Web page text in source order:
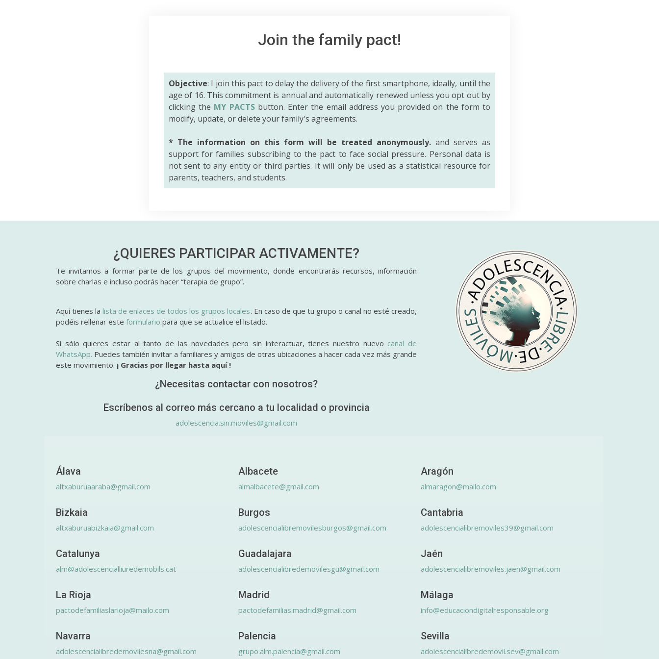
Join the family pact!
Objective: I join this pact to delay the delivery of the first smartphone, ideally, until the
age of 16. This commitment is annual and automatically renewed unless you opt out by
clicking the MY PACTSbutton. Enter the email address you provided on the form to
modify, update, or delete your family's agreements.
* The information on this form will be treated anonymously. and serves as
support for families subscribing to the pact to face social pressure. Personal data is
not sent to any entity or third parties. It will only be used as a statistical resource for
parents, teachers, and students.
¿QUIERES PARTICIPAR ACTIVAMENTE?
Te invitamos a formar parte de los grupos del movimiento, donde encontrarás recursos, información
sobre charlas e incluso podrás hacer “terapia de grupo”.
Aquí tienes lalista de enlaces de todos los grupos locales. En caso de que tu grupo o canal no esté creado,
podéis rellenar este formulario para que se actualice el listado.
Si sólo quieres estar al tanto de las novedades pero sin interactuar, tienes nuestro nuevo canal de
WhatsApp. Puedes también invitar a familiares y amigos de otras ubicaciones a hacer cada vez más grande
este movimiento. ¡ Gracias por llegar hasta aquí !
¿Necesitas contactar con nosotros?
Escríbenos al correo más cercano a tu localidad o provincia
adolescencia.sin.moviles@gmail.com
Álava
altxaburuaaraba@gmail.com
Albacete
almalbacete@gmail.com
Aragón
almaragon@mailo.com
Bizkaia
altxaburuabizkaia@gmail.com
Burgos
adolescencialibremovilesburgos@gmail.com
Cantabria
adolescencialibremoviles39@gmail.com
Catalunya
alm@adolescencialliuredemobils.cat
Guadalajara
adolescencialibredemovilesgu@gmail.com
Jaén
adolescencialibremoviles.jaen@gmail.com
La Rioja
pactodefamiliaslarioja@mailo.com
Madrid
pactodefamilias.madrid@gmail.com
Málaga
info@educaciondigitalresponsable.org
Navarra
adolescencialibredemovilesna@gmail.com
Palencia
grupo.alm.palencia@gmail.com
Sevilla
adolescencialibredemovil.sev@gmail.com